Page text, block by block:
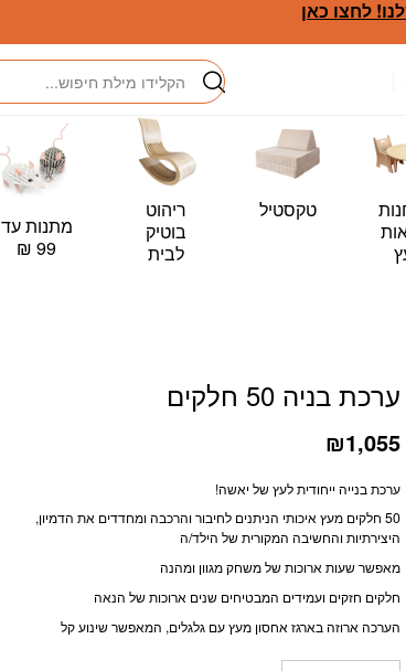
לחצו כאן
חיפוש
טקסטיל
ריהוט
בוטיק
לבית
מתנות עד
99 ₪
ערכת בניה 50 חלקים
₪1,055
ערכת בנייה ייחודית לעץ של יאשה!
50 חלקים מעץ איכותי הניתנים לחיבור והרכבה ומחדדים את הדמיון,
היצירתיות והחשיבה המקורית של הילד/ה
מאפשר שעות ארוכות של משחק מגוון ומהנה
חלקים חזקים ועמידים המבטיחים שנים ארוכות של הנאה
הערכה ארוזה בארגז אחסון מעץ עם גלגלים, המאפשר שינוע קל
כמות ערכת בניה 50 חלקים